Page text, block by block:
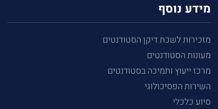
מידע נוסף
מזכירות לשכת דיקן הסטודנטים
מעונות הסטודנטים
מרכז ייעוץ ותמיכה בסטודנטים
השירות הפסיכולוגי
סיוע כלכלי